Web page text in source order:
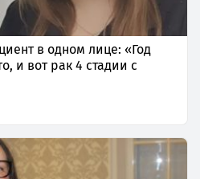
в одном лице: «Год
и вот рак 4 стадии с